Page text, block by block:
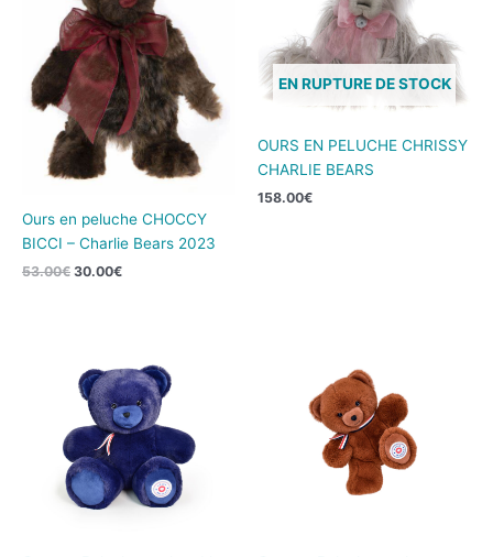
Ours en peluche CHOCCY
BICCI – Charlie Bears 2023
53.00€ 30.00€
EN RUPTURE DE STOCK
OURS EN PELUCHE CHRISSY
CHARLIE BEARS
158.00€